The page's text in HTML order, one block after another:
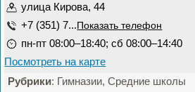
улица Кирова, 44
+7 (351) 7... Показать телефон
пн-пт 08:00–18:40; сб 08:00–14:40
Посмотреть на карте
Рубрики: Гимназии, Средние школы